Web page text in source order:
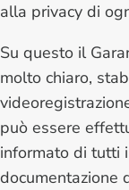
alla privacy di
Su questo il
molto chiaro,
può essere
informato di tutti
documentazione